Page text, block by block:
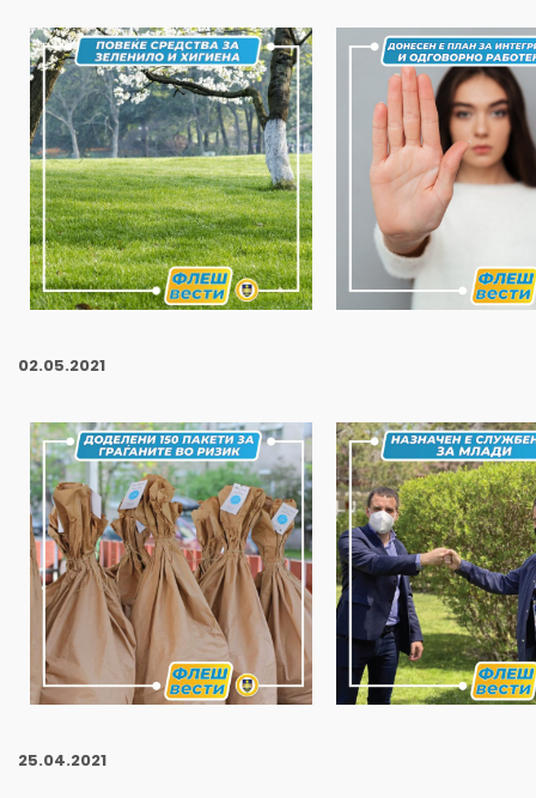
02.05.2021
25.04.2021